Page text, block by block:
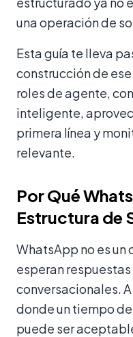
una operación de
Esta guía te lleva
construcción de
roles de agente,
inteligente,
primera línea y
relevante.
Por Qué
Estructura de
WhatsApp no es un
esperan
conversacionales.
donde un tiempo
puede ser